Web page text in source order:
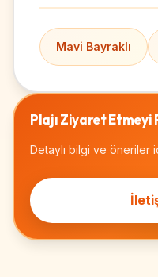
Mavi Bayraklı
Plajı Ziyaret Etmeyi
Detaylı bilgi ve öneriler